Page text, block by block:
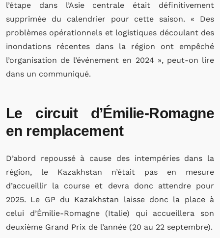
l’étape dans l’Asie centrale était définitivement
supprimée du calendrier pour cette saison. « Des
problèmes opérationnels et logistiques découlant des
inondations récentes dans la région ont empêché
l’organisation de l’événement en 2024 », peut-on lire
dans un communiqué.
Le circuit d’Émilie-Romagne
en remplacement
D’abord repoussé à cause des intempéries dans la
région, le Kazakhstan n’était pas en mesure
d’accueillir la course et devra donc attendre pour
2025. Le GP du Kazakhstan laisse donc la place à
celui d’Émilie-Romagne (Italie) qui accueillera son
deuxième Grand Prix de l’année (20 au 22 septembre).